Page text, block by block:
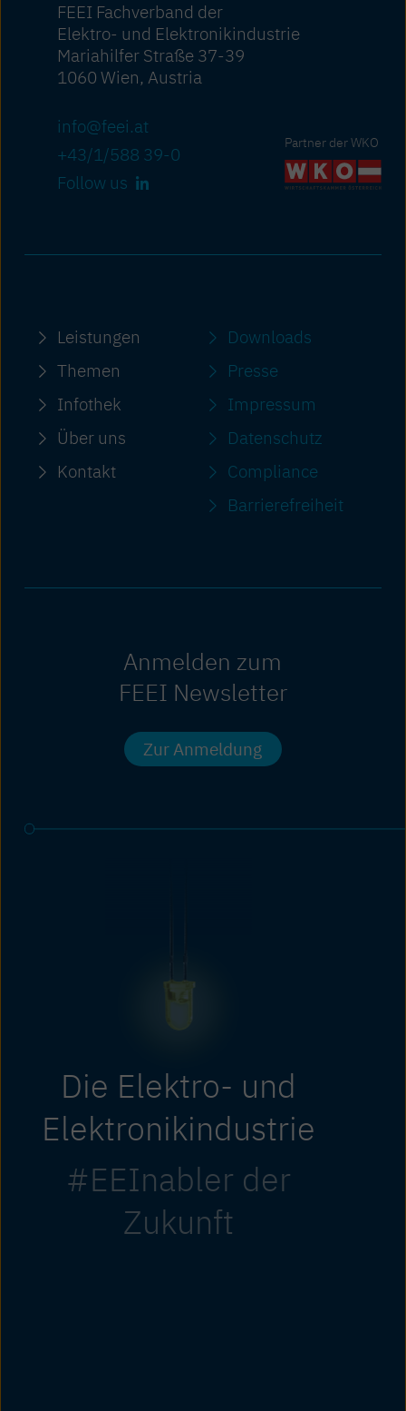
FEEI Fachverband der
Elektro- und Elektronikindustrie
Mariahilfer Straße 37-39
1060 Wien, Austria
info@feei.at
+43/1/588 39-0
Follow us
Leistungen
Themen
Infothek
Über uns
Kontakt
Partner der WKO
Downloads
Presse
Impressum
Datenschutz
Compliance
Barriere­freiheit
Anmelden zum
FEEI Newsletter
Zur Anmeldung
Die Elektro- und
Elektronikindustrie
#EEInabler der
Zukunft